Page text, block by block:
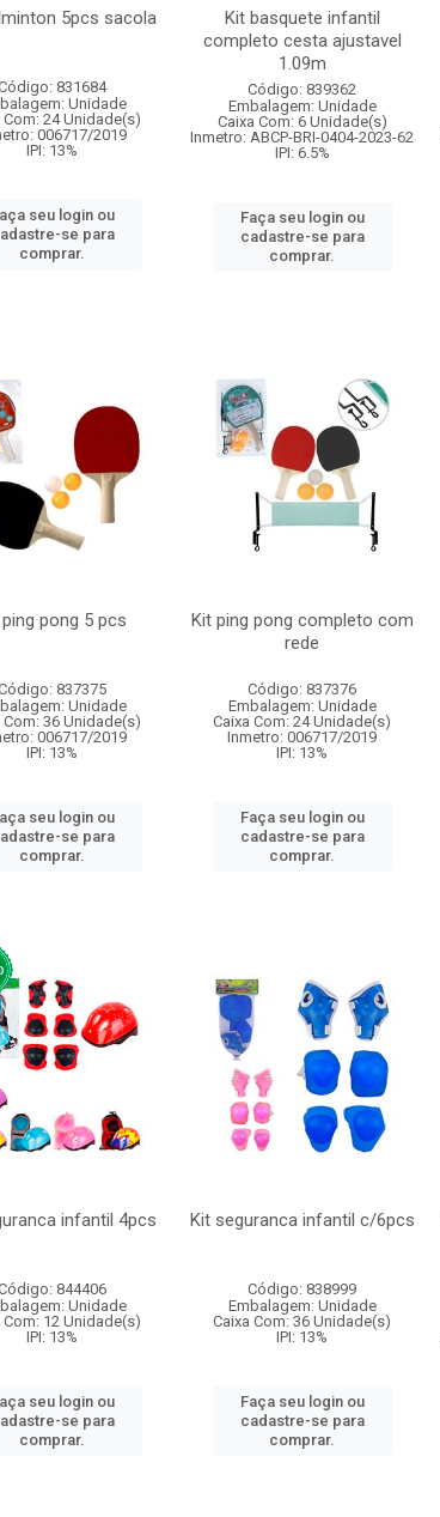
5pcs sacola
831684
Unidade
Com: 24 Unidade(s)
006717/2019
IPI: 13%
seu login ou
se para
comprar.
Kit basquete infantil
completo cesta ajustavel
1.09m
Código: 839362
Embalagem: Unidade
Caixa Com: 6 Unidade(s)
Inmetro: ABCP-BRI-0404-2023-62
IPI: 6.5%
Faça seu login ou
cadastre-se para
comprar.
pong 5 pcs
837375
Unidade
Com: 36 Unidade(s)
006717/2019
IPI: 13%
seu login ou
se para
comprar.
Kit ping pong completo com
rede
Código: 837376
Embalagem: Unidade
Caixa Com: 24 Unidade(s)
Inmetro: 006717/2019
IPI: 13%
Faça seu login ou
cadastre-se para
comprar.
infantil 4pcs
844406
Unidade
Com: 12 Unidade(s)
IPI: 13%
seu login ou
se para
comprar.
Kit seguranca infantil c/6pcs
Código: 838999
Embalagem: Unidade
Caixa Com: 36 Unidade(s)
IPI: 13%
Faça seu login ou
cadastre-se para
comprar.